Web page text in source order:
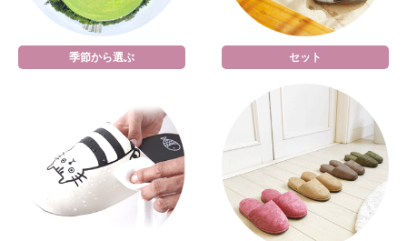
季節から選ぶ セット